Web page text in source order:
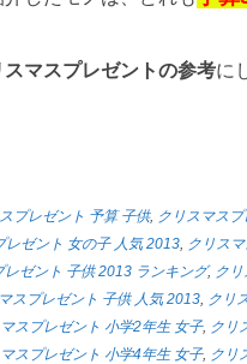
スマスプレゼントの参考に
プレゼント 予算 子供, クリスマス
レゼント 女の子 人気 2013, クリス
レゼント 子供 2013 ランキング, ク
スプレゼント 子供 人気 2013, クリ
スプレゼント 小学2年生 女子, クリ
スプレゼント 小学4年生 女子, クリ